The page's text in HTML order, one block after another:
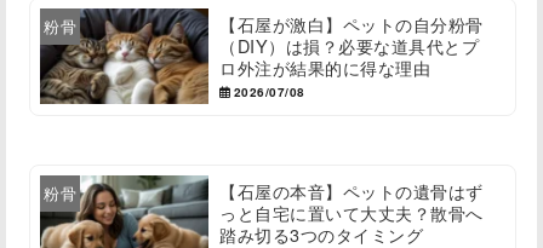
粉骨
【石屋が激白】ペットの自分粉骨
（DIY）は損？必要な道具代とプ
ロ外注が結果的に得な理由
2026/07/08
粉骨
【石屋の本音】ペットの遺骨はず
っと自宅に置いて大丈夫？散骨へ
踏み切る3つのタイミング